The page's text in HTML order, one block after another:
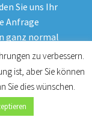
Sie uns Ihr
Anfrage
ganz normal
•
•Impressum•
zu verbessern.
ist, aber Sie können
Sie dies wünschen.